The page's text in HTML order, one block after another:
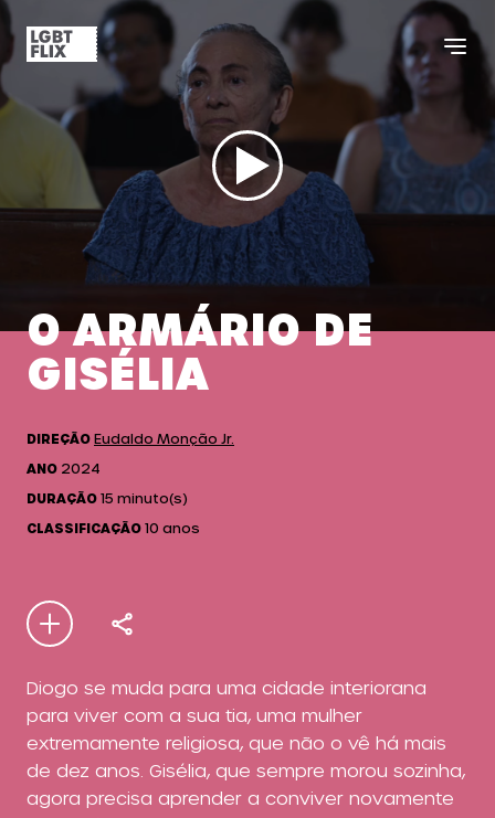
O ARMÁRIO DE
GISÉLIA
DIREÇÃO Eudaldo Monção Jr.
ANO 2024
DURAÇÃO 15 minuto(s)
CLASSIFICAÇÃO 10 anos
Diogo se muda para uma cidade interiorana
para viver com a sua tia, uma mulher
extremamente religiosa, que não o vê há mais
de dez anos. Gisélia, que sempre morou sozinha,
agora precisa aprender a conviver novamente